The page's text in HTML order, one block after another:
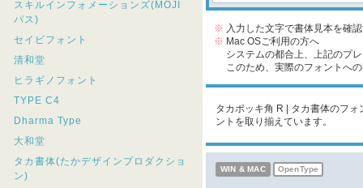
スキルインフォメーションズ(MOJI
パス)
セイビフォント
清和堂
ヒラギノフォント
TYPE C4
Dharma Type
大和堂
タカ書体(たかデザインプロダクショ
ン)
※ 入力した文字で書体見本を確
※ Mac OSご利用の方へ
システムの都合上、上記のプ
このため、実際のフォントへの
タカポッキ角 R | タカ書体のフ
ントを取り揃えています。
WIN & MAC OpenType